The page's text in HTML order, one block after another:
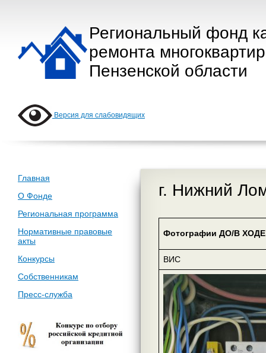
Региональный фонд
ремонта
Пензенской области
Версия для слабовидящих
Главная
О Фонде
Региональная программа
Нормативные правовые
акты
Конкурсы
Собственникам
Пресс-служба
г. Нижний
Фотографии ДО/В ХОДЕ
ВИС